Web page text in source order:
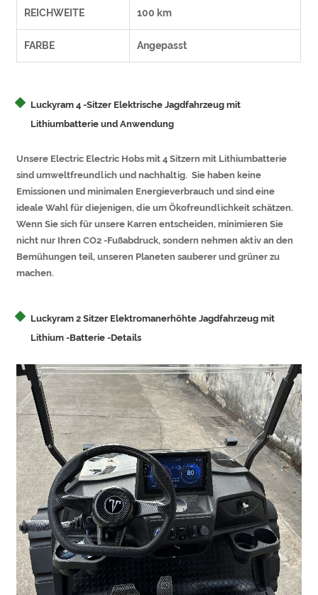
REICHWEITE 100 km
FARBE Angepasst
Luckyram 4 -Sitzer Elektrische Jagdfahrzeug mit
Lithiumbatterie und Anwendung
Unsere Electric Electric Hobs mit 4 Sitzern mit Lithiumbatterie
sind umweltfreundlich und nachhaltig. Sie haben keine
Emissionen und minimalen Energieverbrauch und sind eine
ideale Wahl für diejenigen, die um Ökofreundlichkeit schätzen.
Wenn Sie sich für unsere Karren entscheiden, minimieren Sie
nicht nur Ihren CO2 -Fußabdruck, sondern nehmen aktiv an den
Bemühungen teil, unseren Planeten sauberer und grüner zu
machen.
Luckyram 2 Sitzer Elektromanerhöhte Jagdfahrzeug mit
Lithium -Batterie -Details